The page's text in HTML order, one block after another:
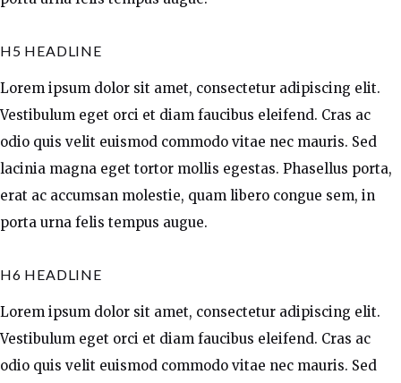
H5 HEADLINE
Lorem ipsum dolor sit amet, consectetur adipiscing elit.
Vestibulum eget orci et diam faucibus eleifend. Cras ac
odio quis velit euismod commodo vitae nec mauris. Sed
lacinia magna eget tortor mollis egestas. Phasellus porta,
erat ac accumsan molestie, quam libero congue sem, in
porta urna felis tempus augue.
H6 HEADLINE
Lorem ipsum dolor sit amet, consectetur adipiscing elit.
Vestibulum eget orci et diam faucibus eleifend. Cras ac
odio quis velit euismod commodo vitae nec mauris. Sed